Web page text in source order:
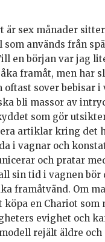
är sex månader
som används från
en början var jag
framåt, men har
oftast sover bebisar i
bli massor av
som gör
artiklar kring det
i vagnar och
och pratar
sin tid i vagnen bör
framåtvänd. Om
köpa en Chariot som
evighet och
rejält äldre